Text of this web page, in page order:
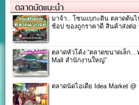
ตลาดนัดแนะนำ
มาจ้า.. โซนแบกะดิน ตลาดต้น
ช้อป ของถูกราคาดี สินค้าส่งต่อ
ตลาดหัวโค้ง “ตลาดขนาดเล็ก…
Mall สำนักงานใหญ่”
ตลาดนัดไอเดีย Idea Market @